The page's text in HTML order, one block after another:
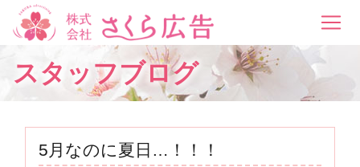
スタッフブログ
5月なのに夏日…！！！